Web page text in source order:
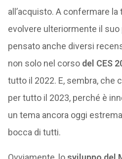
all’acquisto. A confermare
evolvere ulteriormente il
pensato anche diversi
non solo nel corso del CES
tutto il 2022. E, sembra, che
per tutto il 2023, perché è
un tema ancora oggi
bocca di tutti.